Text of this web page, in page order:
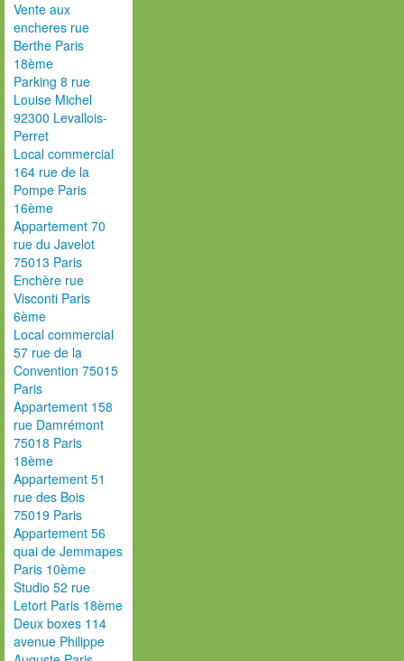
Vente aux
encheres rue
Berthe Paris
18ème
Parking 8 rue
Louise Michel
92300 Levallois-
Perret
Local commercial
164 rue de la
Pompe Paris
16ème
Appartement 70
rue du Javelot
75013 Paris
Enchère rue
Visconti Paris
6ème
Local commercial
57 rue de la
Convention 75015
Paris
Appartement 158
rue Damrémont
75018 Paris
18ème
Appartement 51
rue des Bois
75019 Paris
Appartement 56
quai de Jemmapes
Paris 10ème
Studio 52 rue
Letort Paris 18ème
Deux boxes 114
avenue Philippe